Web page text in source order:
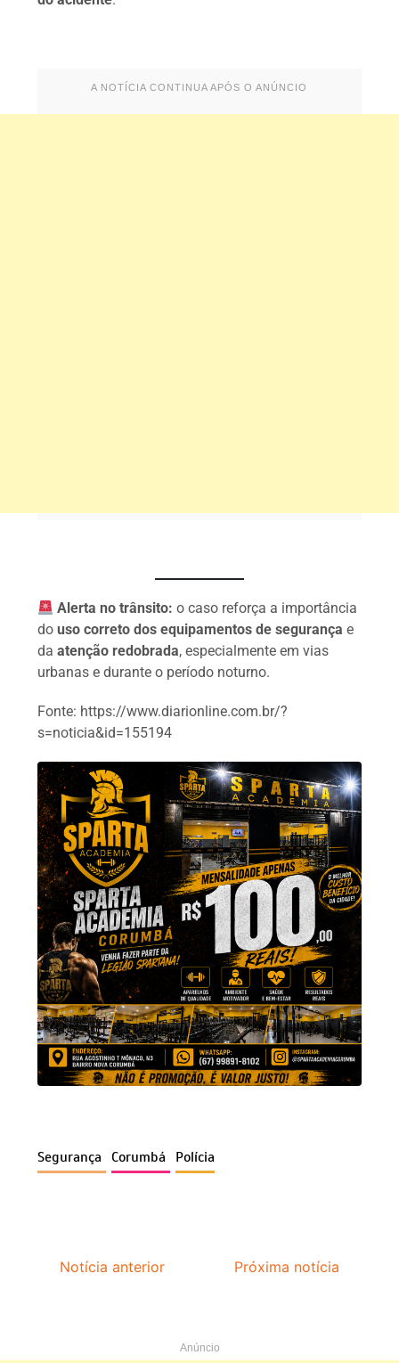
A NOTÍCIA CONTINUA APÓS O ANÚNCIO
Alerta no trânsito: o caso reforça a importância
douso correto dos equipamentos de segurança e
daatenção redobrada, especialmente em vias
urbanas e durante o período noturno.
Fonte: https://www.diarionline.com.br/?
s=noticia&id=155194
Segurança Corumbá Polícia
Notícia anterior Próxima notícia
Anúncio